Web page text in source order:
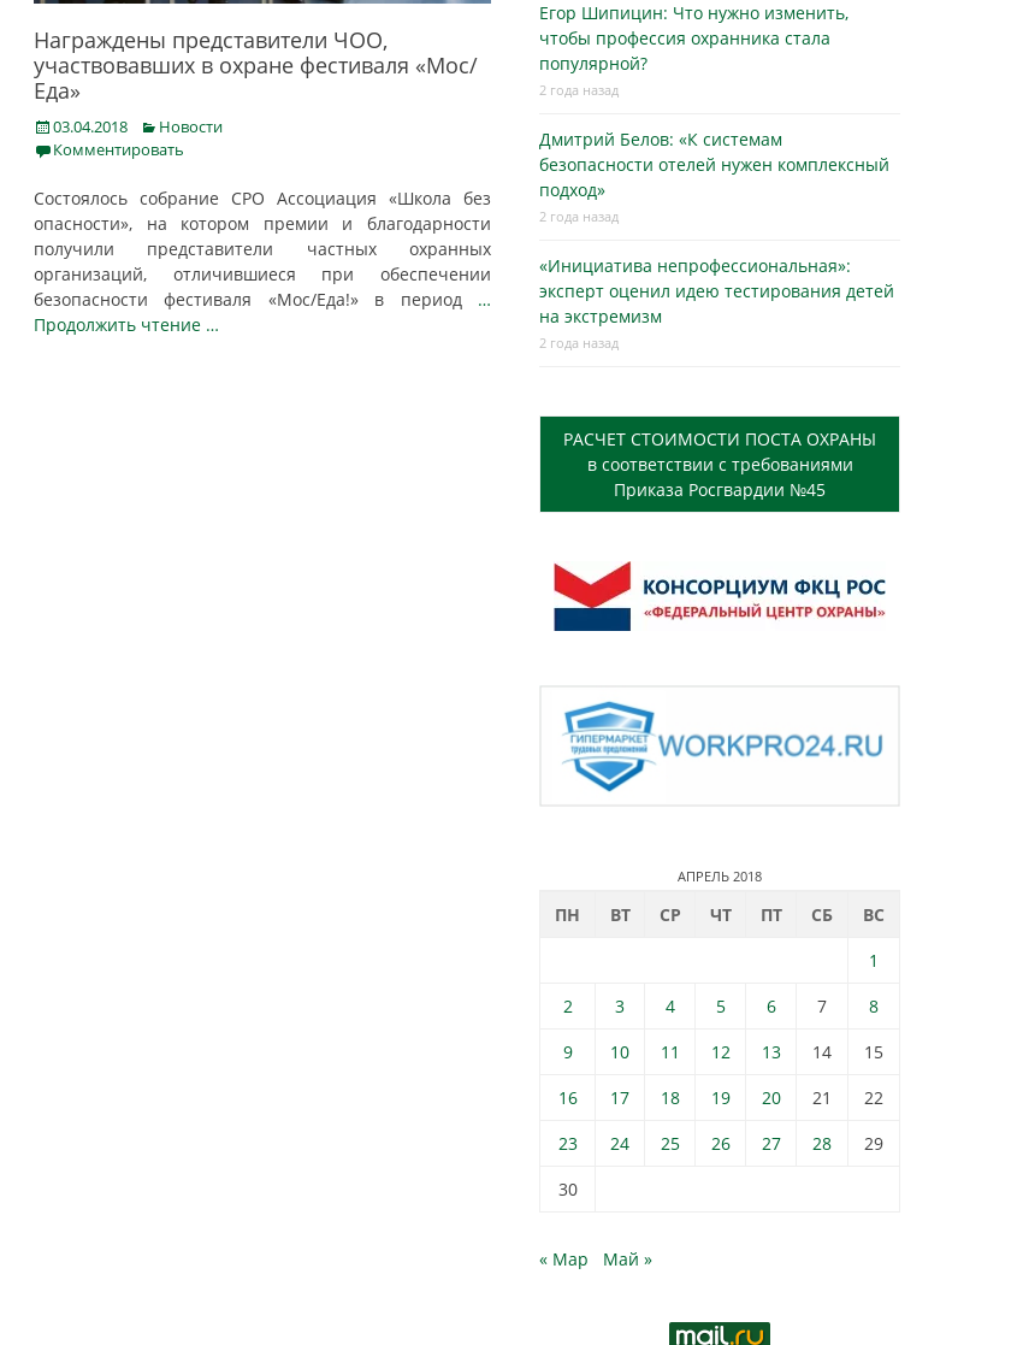
Награждены представители ЧОО,
участвовавших в охране фестиваля «Мос/
Еда»
Posted
on
03.04.2018 Categories
Новости
Комментировать
Состоялось собрание СРО Ассоциация «Школа без
опасности», на котором премии и благодарности
получили представители частных охранных
организаций, отличившиеся при обеспечении
безопасности фестиваля «Мос/Еда!» в период …
Продолжить чтение …
Егор Шипицин: Что нужно изменить,
чтобы профессия охранника стала
популярной?
2 года назад
Дмитрий Белов: «К системам
безопасности отелей нужен комплексный
подход»
2 года назад
«Инициатива непрофессиональная»:
эксперт оценил идею тестирования детей
на экстремизм
2 года назад
РАСЧЕТ СТОИМОСТИ ПОСТА ОХРАНЫ
в соответствии с требованиями
Приказа Росгвардии №45
АПРЕЛЬ 2018
ПН ВТ СР ЧТ ПТ СБ
ВС
1
2
3 4 5 6 7
8
9
10 11 12 13 14
15
16
17 18 19 20 21
22
23
24 25 26 27 28
29
30
« Мар Май »